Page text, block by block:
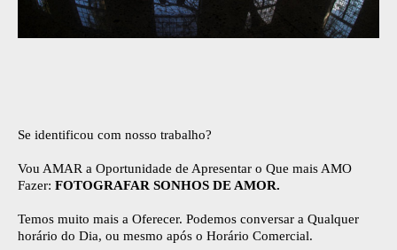
Se identificou com nosso trabalho?
Vou AMAR a Oportunidade de Apresentar o Que mais AMO
Fazer: FOTOGRAFAR SONHOS DE AMOR.
Temos muito mais a Oferecer. Podemos conversar a Qualquer
horário do Dia, ou mesmo após o Horário Comercial.